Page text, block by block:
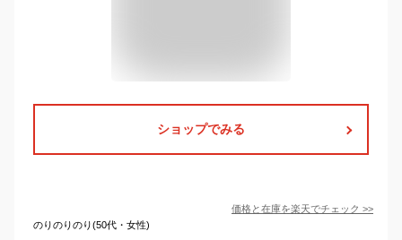
ショップでみる
価格と在庫を楽天でチェック >>
のりのりのり(50代・女性)